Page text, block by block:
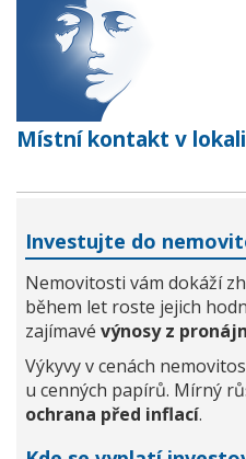
Místní kontakt v
Investujte do
Nemovitosti vám dokáží
během let roste jejich
zajímavé výnosy z
Výkyvy v cenách
u cenných papírů. Mírný
ochrana před inflací.